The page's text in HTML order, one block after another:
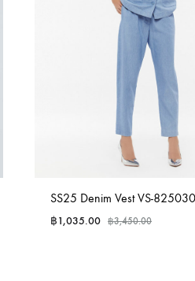
SS25 Denim Vest VS-
฿1,035.00 ฿3,450.00